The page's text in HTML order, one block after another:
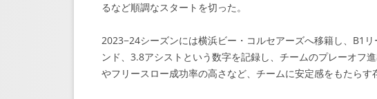
るなど順調なスタートを切った。
2023−24シーズンには横浜ビー・コルセアーズへ移籍し、B1
ンド、3.8アシストという数字を記録し、チームのプレーオフ
やフリースロー成功率の高さなど、チームに安定感をもたらす